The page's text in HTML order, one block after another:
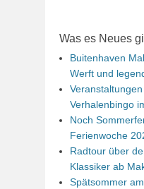
Was es Neues
Buitenhaven
Werft und
Verhalenbingo
Noch
Ferienwoche
Radtour über
Klassiker ab
Spätsommer